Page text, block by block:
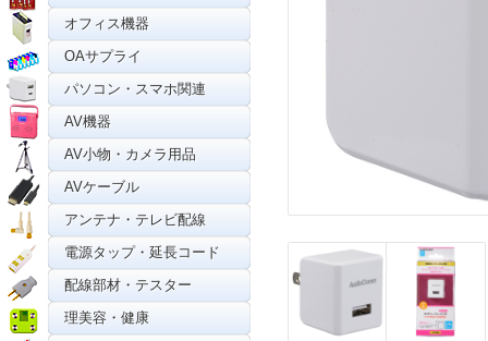
オフィス機器
OAサプライ
パソコン・スマホ関連
AV機器
AV小物・カメラ用品
AVケーブル
アンテナ・テレビ配線
電源タップ・延長コード
配線部材・テスター
理美容・健康